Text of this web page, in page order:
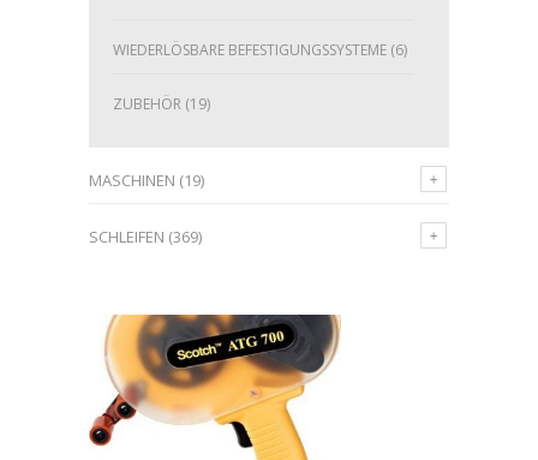
WIEDERLÖSBARE BEFESTIGUNGSSYSTEME (6)
ZUBEHÖR (19)
MASCHINEN (19)
SCHLEIFEN (369)